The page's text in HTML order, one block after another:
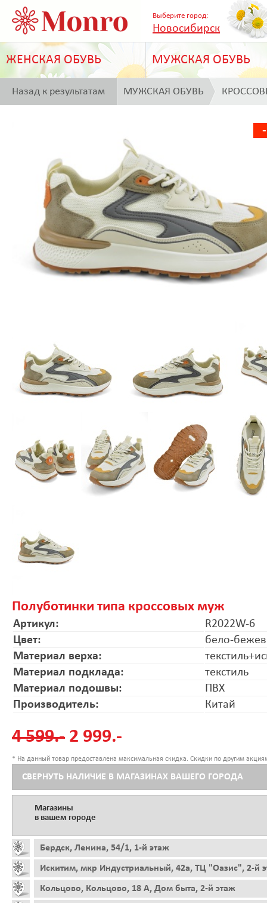
Выберите город:
Новосибирск
ЖЕНСКАЯ ОБУВЬ МУЖСКАЯ ОБУВЬ
Назад к результатам МУЖСКАЯ ОБУВЬ
Полуботинки типа кроссовых муж
Артикул:
R2022W-6
Цвет:
бело-
Материал верха:
Материал подклада:
текстиль
Материал подошвы:
ПВХ
Производитель:
Китай
4 599.- 2 999.-
* На данный товар предоставлена максимальная скидка. Скидки по другим
СВЕРНУТЬ НАЛИЧИЕ В МАГАЗИНАХ ВАШЕГО ГОРОДА
Магазины
в вашем городе
Бердск, Ленина, 54/1, 1-й этаж
Искитим, мкр Индустриальный, 42а, ТЦ "Оазис", 2-й
Кольцово, Кольцово, 18 А, Дом быта, 2-й этаж